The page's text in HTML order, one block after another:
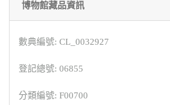
博物館藏品資訊
數典編號: CL_0032927
登記總號: 06855
分類編號: F00700